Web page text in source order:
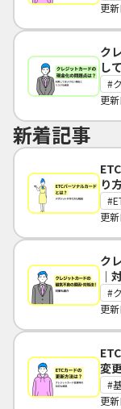
更
ク
し
更
新着記事
り
更
ク
｜
更
変
更